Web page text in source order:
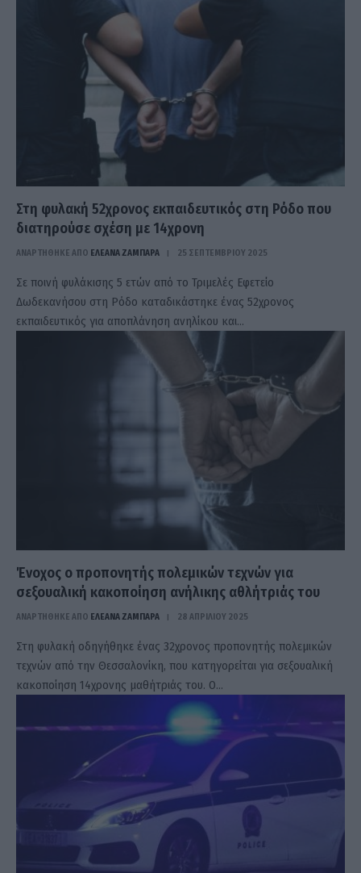
Στη φυλακή 52χρονος εκπαιδευτικός στη Ρόδο που
διατηρούσε σχέση με 14χρονη
ΑΝΑΡΤΗΘΗΚΕ ΑΠΟ ΕΛΕΑΝΑ ΖΑΜΠΑΡΑ 25 ΣΕΠΤΕΜΒΡΊΟΥ 2025
Σε ποινή φυλάκισης 5 ετών από το Τριμελές Εφετείο
Δωδεκανήσου στη Ρόδο καταδικάστηκε ένας 52χρονος
εκπαιδευτικός για αποπλάνηση ανηλίκου και…
Ένοχος ο προπονητής πολεμικών τεχνών για
σεξουαλική κακοποίηση ανήλικης αθλήτριάς του
ΑΝΑΡΤΗΘΗΚΕ ΑΠΟ ΕΛΕΑΝΑ ΖΑΜΠΑΡΑ 28 ΑΠΡΙΛΊΟΥ 2025
Στη φυλακή οδηγήθηκε ένας 32χρονος προπονητής πολεμικών
τεχνών από την Θεσσαλονίκη, που κατηγορείται για σεξουαλική
κακοποίηση 14χρονης μαθήτριάς του. Ο…